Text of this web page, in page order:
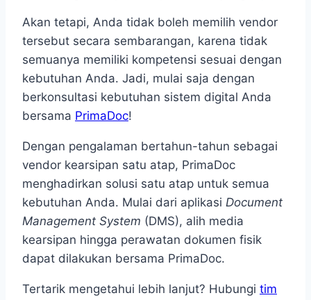
Akan tetapi, Anda tidak boleh memilih vendor
tersebut secara sembarangan, karena tidak
semuanya memiliki kompetensi sesuai dengan
kebutuhan Anda. Jadi, mulai saja dengan
berkonsultasi kebutuhan sistem digital Anda
bersama PrimaDoc!
Dengan pengalaman bertahun-tahun sebagai
vendor kearsipan satu atap, PrimaDoc
menghadirkan solusi satu atap untuk semua
kebutuhan Anda. Mulai dari aplikasi Document
Management System (DMS), alih media
kearsipan hingga perawatan dokumen fisik
dapat dilakukan bersama PrimaDoc.
Tertarik mengetahui lebih lanjut? Hubungi tim